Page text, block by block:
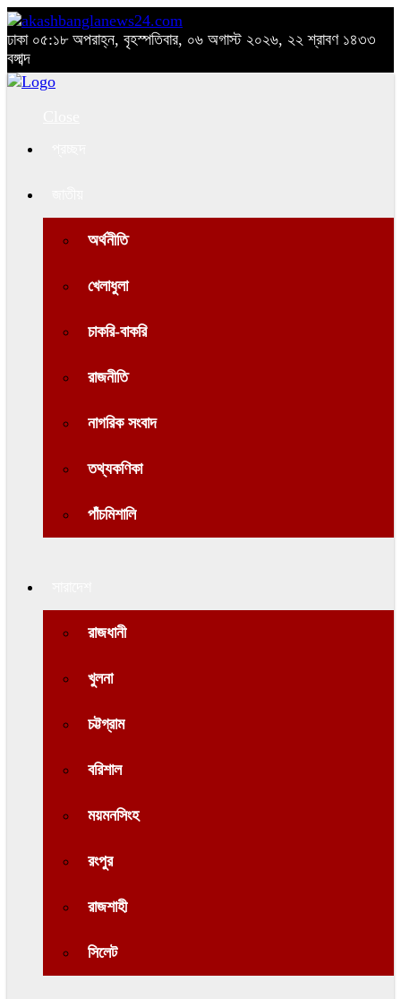
ঢাকা ০৫:১৮ অপরাহ্ন, বৃহস্পতিবার, ০৬ অগাস্ট ২০২৬, ২২ শ্রাবণ ১৪৩৩
বঙ্গাব্দ
অর্থনীতি
খেলাধুলা
চাকরি-বাকরি
রাজনীতি
নাগরিক সংবাদ
তথ্যকণিকা
পাঁচমিশালি
রাজধানী
খুলনা
চট্টগ্রাম
বরিশাল
ময়মনসিংহ
রংপুর
রাজশাহী
সিলেট